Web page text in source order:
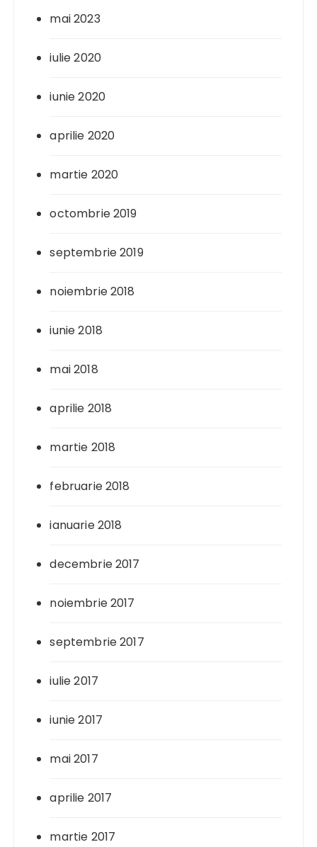
mai 2023
iulie 2020
iunie 2020
aprilie 2020
martie 2020
octombrie 2019
septembrie 2019
noiembrie 2018
iunie 2018
mai 2018
aprilie 2018
martie 2018
februarie 2018
ianuarie 2018
decembrie 2017
noiembrie 2017
septembrie 2017
iulie 2017
iunie 2017
mai 2017
aprilie 2017
martie 2017